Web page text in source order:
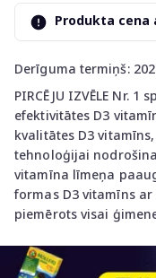
Derīguma termiņš:
PIRCĒJU IZVĒLE Nr.
efektivitātes D3
kvalitātes D3
tehnoloģijai
vitamīna līmeņa
formas D3 vitamīns
piemērots visai
Produkta